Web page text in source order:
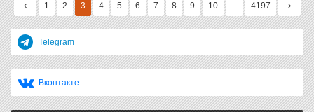
1 2 3 4 5 6 7 8 9 10 ... 4197
Telegram
Вконтакте